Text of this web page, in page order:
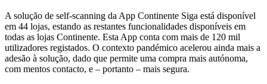
A solução de self-scanning da App Continente Siga está disponível
em 44 lojas, estando as restantes funcionalidades disponíveis em
todas as lojas Continente. Esta App conta com mais de 120 mil
utilizadores registados. O contexto pandémico acelerou ainda mais a
adesão à solução, dado que permite uma compra mais autónoma,
com mentos contacto, e – portanto – mais segura.